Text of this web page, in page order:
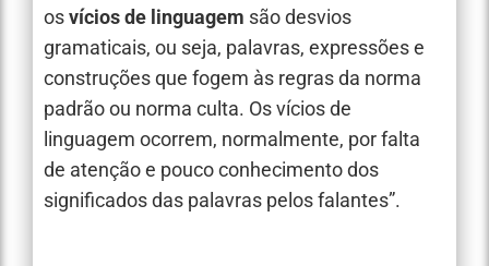
osvícios de linguagem são desvios
gramaticais, ou seja, palavras, expressões e
construções que fogem às regras da norma
padrão ou norma culta. Os vícios de
linguagem ocorrem, normalmente, por falta
de atenção e pouco conhecimento dos
significados das palavras pelos falantes”.